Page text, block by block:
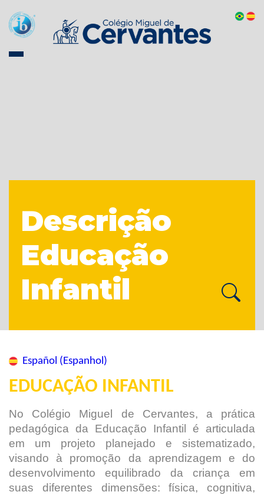
Descrição
Educação
Infantil
Español (Espanhol)
EDUCAÇÃO INFANTIL
No Colégio Miguel de Cervantes, a prática
pedagógica da Educação Infantil é articulada
em um projeto planejado e sistematizado,
visando à promoção da aprendizagem e do
desenvolvimento equilibrado da criança em
suas diferentes dimensões: física, cognitiva,